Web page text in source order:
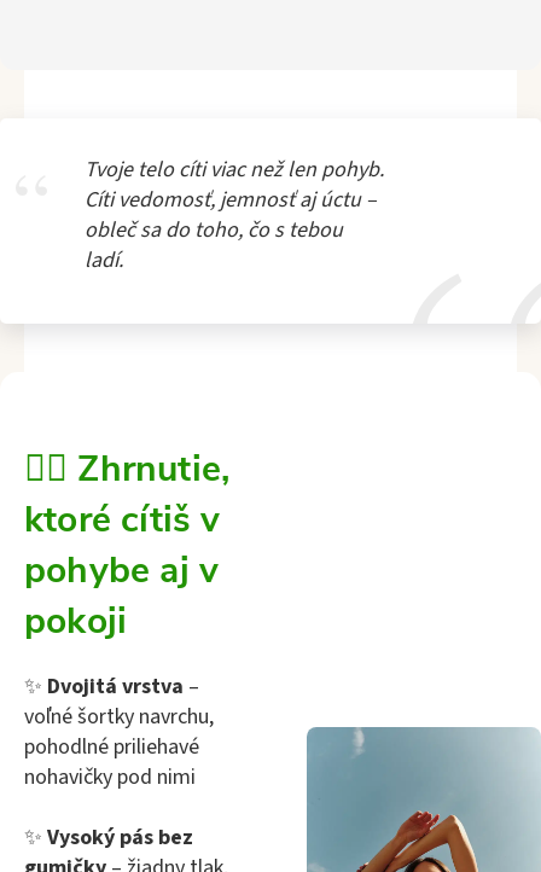
Tvoje telo cíti viac než len pohyb.
Cíti vedomosť, jemnosť aj úctu –
obleč sa do toho, čo s tebou
ladí.
🧘‍♀️ Zhrnutie,
ktoré cítiš v
pohybe aj v
pokoji
✨ Dvojitá vrstva –
voľné šortky navrchu,
pohodlné priliehavé
nohavičky pod nimi
✨ Vysoký pás bez